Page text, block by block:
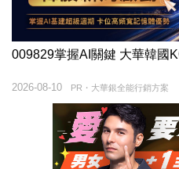
009829掌握AI關鍵 大華韓國
PR・大華銀全能行銷方案
2026-08-10